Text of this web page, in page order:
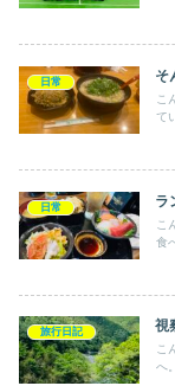
日常 そ
こ
て
日常 ラ
こ
食
旅行日記 視
こ
へ